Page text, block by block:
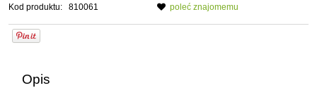
Kod produktu:
810061
poleć znajomemu
Opis